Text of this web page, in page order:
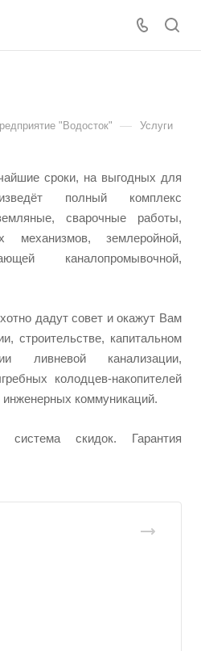
"Водосток" — Услуги
сроки, на выгодных для
полный комплекс
сварочные работы,
механизмов, землеройной,
каналопромывочной,
дадут совет и окажут Вам
строительстве, капитальном
ливневой канализации,
колодцев-накопителей
инженерных коммуникаций.
система скидок. Гарантия